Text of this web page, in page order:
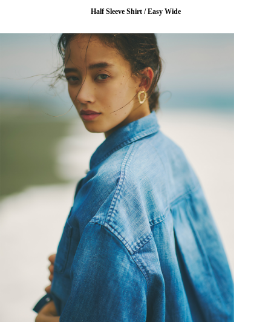
Half Sleeve Shirt / Easy Wide